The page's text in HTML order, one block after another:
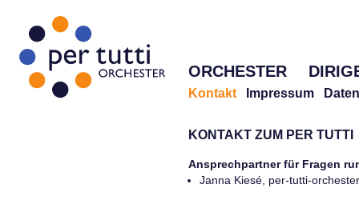
ORCHESTER
Kontakt Impressum
KONTAKT ZUM PER TUTTI
Ansprechpartner für Fragen
Janna Kiesé, per-tutti-